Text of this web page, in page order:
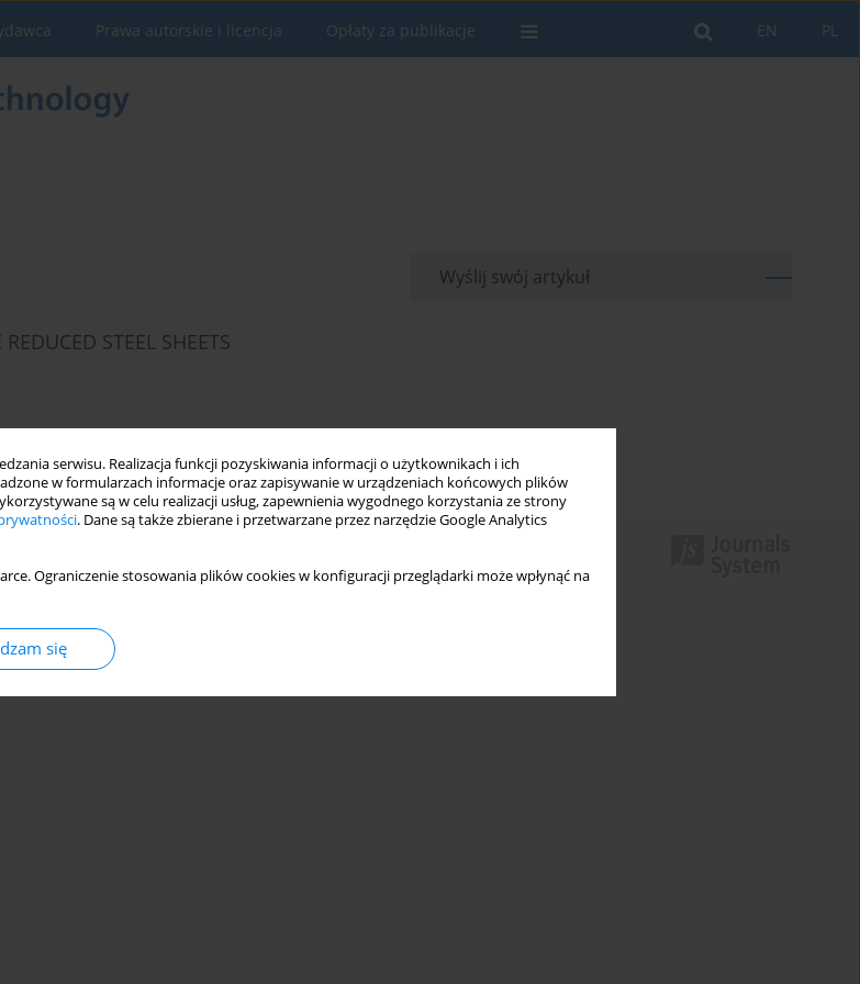
serwisu. Realizacja funkcji pozyskiwania informacji o użytkownikach i ich
w formularzach informacje oraz zapisywanie w urządzeniach końcowych plików
są w celu realizacji usług, zapewnienia wygodnego korzystania ze strony
. Dane są także zbierane i przetwarzane przez narzędzie Google Analytics
Ograniczenie stosowania plików cookies w konfiguracji przeglądarki może wpłynąć na
się
PL
EN
Prawa autorskie i licencja Opłaty za publikacje
STEEL SHEETS
Statystyki
Wyślij swój artykuł